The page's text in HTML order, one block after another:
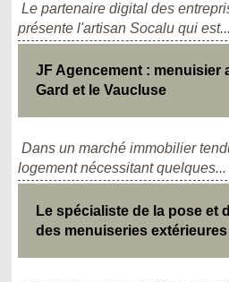
Le partenaire digital des
présente l'artisan Socalu qui est...
JF Agencement : menuisier
Gard et le Vaucluse
Dans un marché immobilier
logement nécessitant quelques...
Le spécialiste de la pose et
des menuiseries extérieures